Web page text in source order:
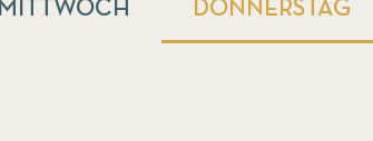
MITTWOCH DONNERSTAG